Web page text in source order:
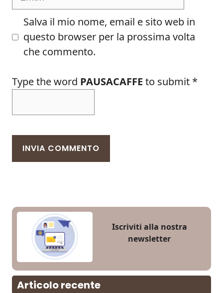
Salva il mio nome, email e sito web in
questo browser per la prossima volta
che commento.
Type the word PAUSACAFFE to submit *
Iscriviti alla nostra
newsletter
Articolo recente